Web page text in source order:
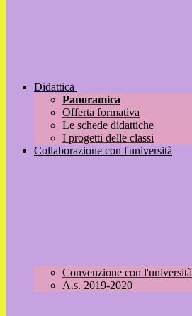
Didattica
Panoramica
Offerta formativa
Le schede didattiche
I progetti delle classi
Collaborazione con l'università
Convenzione con l'università
A.s. 2019-2020